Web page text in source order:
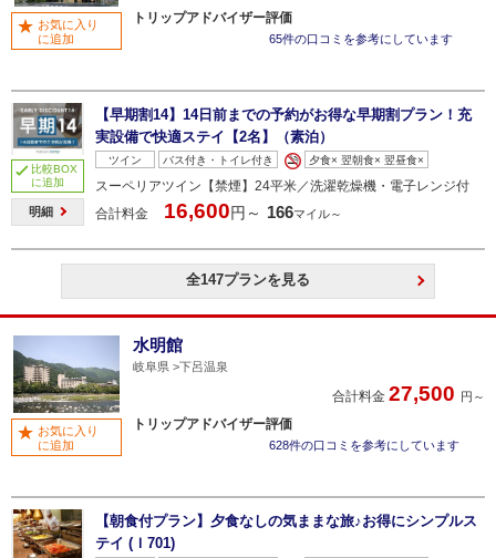
トリップアドバイザー評価
65件の口コミを参考にしています
お気に入り
に追加
比較BOX
に追加
明細
【早期割14】14日前までの予約がお得な早期割プラン！充
実設備で快適ステイ【2名】（素泊）
ツイン バス付き・トイレ付き 夕食× 翌朝食× 翌昼食×
スーペリアツイン【禁煙】24平米／洗濯乾燥機・電子レンジ付
合計料金
16,600円～ 166マイル～
全147プランを見る
水明館
岐阜県 下呂温泉
合計料金 27,500 円～
トリップアドバイザー評価
628件の口コミを参考にしています
お気に入り
に追加
【朝食付プラン】夕食なしの気ままな旅♪お得にシンプルス
テイ (Ｉ701)